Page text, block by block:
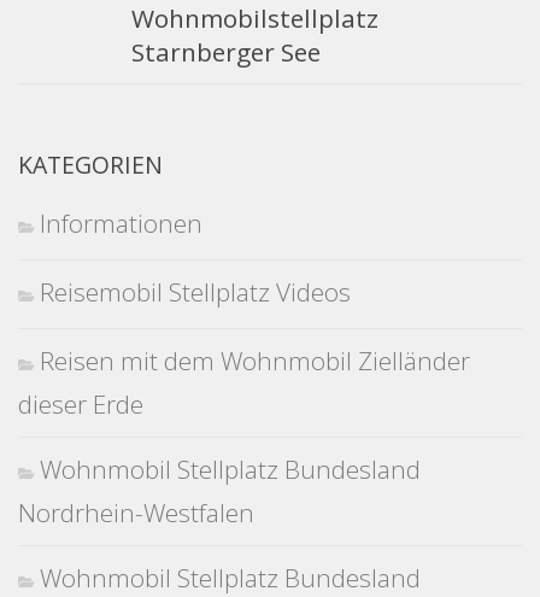
Wohnmobilstellplatz
Starnberger See
KATEGORIEN
Informationen
Reisemobil Stellplatz Videos
Reisen mit dem Wohnmobil Zielländer
dieser Erde
Wohnmobil Stellplatz Bundesland
Nordrhein-Westfalen
Wohnmobil Stellplatz Bundesland